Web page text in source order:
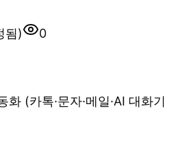
됨)
0
(카톡·문자·메일·AI 대화기